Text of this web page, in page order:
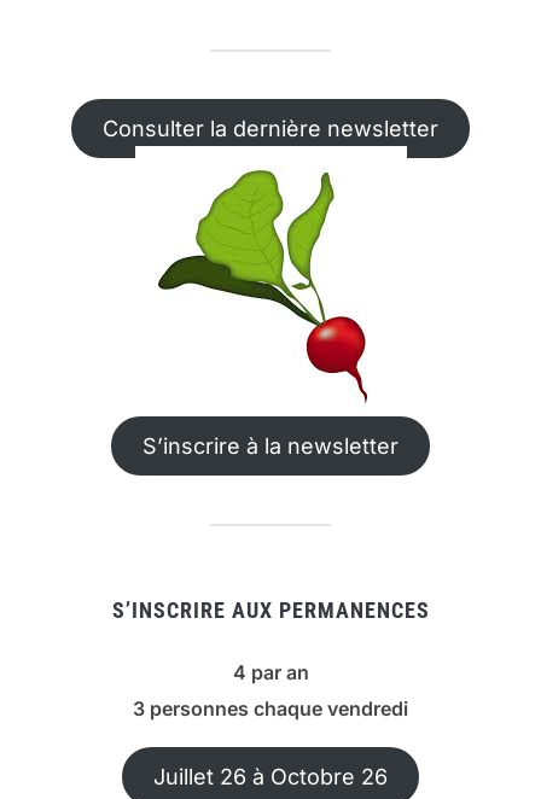
Consulter la dernière newsletter
S’inscrire à la newsletter
S’INSCRIRE AUX PERMANENCES
4 par an
3 personnes chaque vendredi
Juillet 26 à Octobre 26